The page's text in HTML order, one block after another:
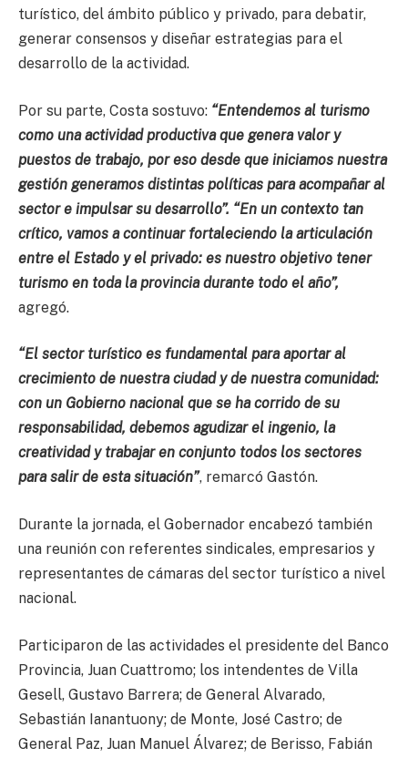
turístico, del ámbito público y privado, para debatir,
generar consensos y diseñar estrategias para el
desarrollo de la actividad.
Por su parte, Costa sostuvo: “Entendemos al turismo
como una actividad productiva que genera valor y
puestos de trabajo, por eso desde que iniciamos nuestra
gestión generamos distintas políticas para acompañar al
sector e impulsar su desarrollo”. “En un contexto tan
crítico, vamos a continuar fortaleciendo la articulación
entre el Estado y el privado: es nuestro objetivo tener
turismo en toda la provincia durante todo el año”,
agregó.
“El sector turístico es fundamental para aportar al
crecimiento de nuestra ciudad y de nuestra comunidad:
con un Gobierno nacional que se ha corrido de su
responsabilidad, debemos agudizar el ingenio, la
creatividad y trabajar en conjunto todos los sectores
para salir de esta situación”, remarcó Gastón.
Durante la jornada, el Gobernador encabezó también
una reunión con referentes sindicales, empresarios y
representantes de cámaras del sector turístico a nivel
nacional.
Participaron de las actividades el presidente del Banco
Provincia, Juan Cuattromo; los intendentes de Villa
Gesell, Gustavo Barrera; de General Alvarado,
Sebastián Ianantuony; de Monte, José Castro; de
General Paz, Juan Manuel Álvarez; de Berisso, Fabián